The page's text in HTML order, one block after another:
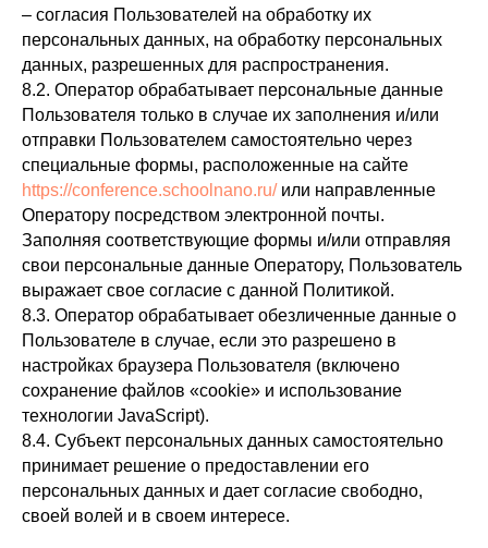
– согласия Пользователей на обработку их
персональных данных, на обработку персональных
данных, разрешенных для распространения.
8.2. Оператор обрабатывает персональные данные
Пользователя только в случае их заполнения и/или
отправки Пользователем самостоятельно через
специальные формы, расположенные на сайте
https://conference.schoolnano.ru/или направленные
Оператору посредством электронной почты.
Заполняя соответствующие формы и/или отправляя
свои персональные данные Оператору, Пользователь
выражает свое согласие с данной Политикой.
8.3. Оператор обрабатывает обезличенные данные о
Пользователе в случае, если это разрешено в
настройках браузера Пользователя (включено
сохранение файлов «cookie» и использование
технологии JavaScript).
8.4. Субъект персональных данных самостоятельно
принимает решение о предоставлении его
персональных данных и дает согласие свободно,
своей волей и в своем интересе.